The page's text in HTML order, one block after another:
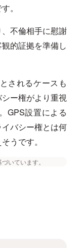
。
不倫相手に慰謝
的証拠を準備し
されるケースも
ー権がより重視
GPS設置による
バシー権とは何
うです。
いています。